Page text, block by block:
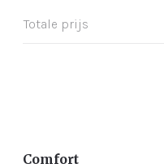
Totale prijs
Comfort